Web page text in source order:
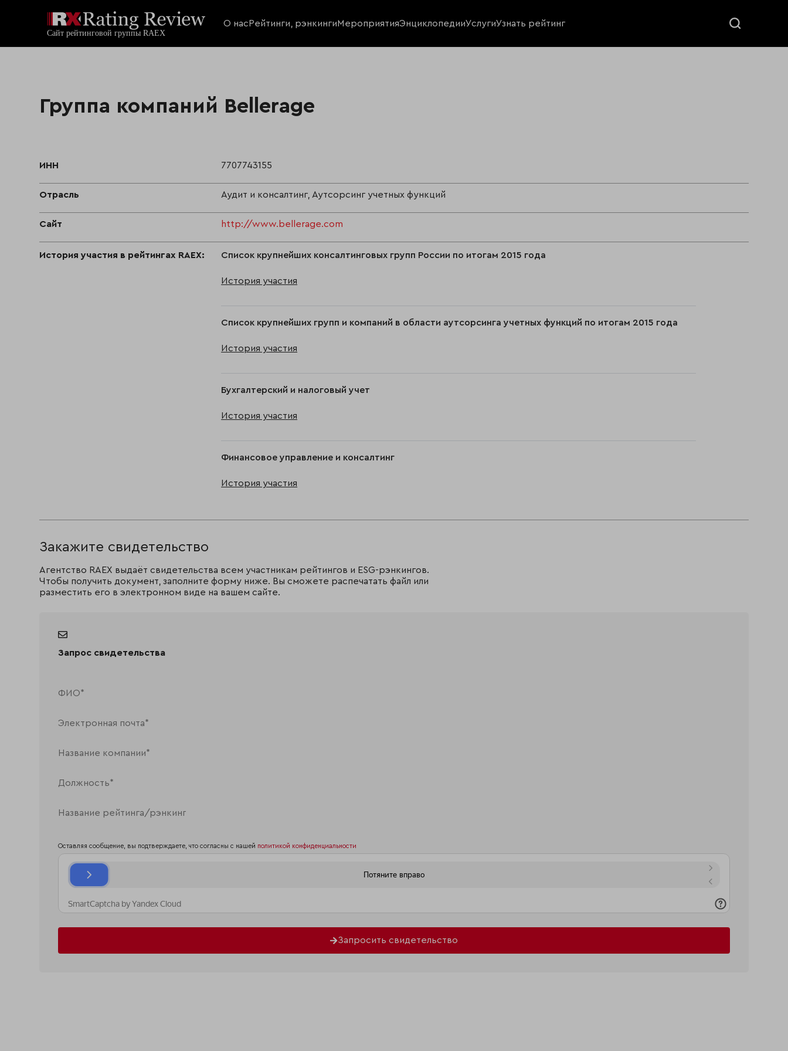
О нас Рейтинги, рэнкингиМероприятияЭнциклопедииУслугиУзнать рейтинг
Группа компаний Bellerage
ИНН 7707743155
Отрасль Аудит и консалтинг, Аутсорсинг учетных функций
Сайт http://www.bellerage.com
История участия в рейтингах RAEX: Список крупнейших консалтинговых групп России по итогам 2015 года
История участия
Список крупнейших групп и компаний в области аутсорсинга учетных функций по итогам 2015 года
История участия
Бухгалтерский и налоговый учет
История участия
Финансовое управление и консалтинг
История участия
Закажите свидетельство
Агентство RAEX выдаёт свидетельства всем участникам рейтингов и ESG-рэнкингов.
Чтобы получить документ, заполните форму ниже. Вы сможете распечатать файл или
разместить его в электронном виде на вашем сайте.
Запрос свидетельства
Оставляя сообщение, вы подтверждаете, что согласны с нашей политикой конфиденциальности
Запросить свидетельство